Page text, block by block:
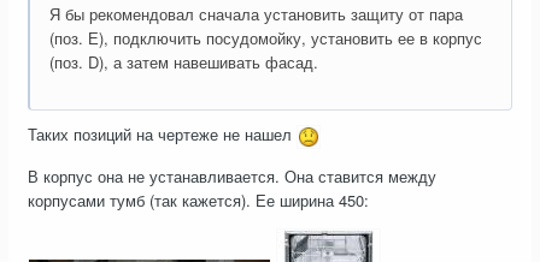
Я бы рекомендовал сначала установить защиту от пара
(поз. Е), подключить посудомойку, установить ее в корпус
(поз. D), а затем навешивать фасад.
Таких позиций на чертеже не нашел
В корпус она не устанавливается. Она ставится между
корпусами тумб (так кажется). Ее ширина 450: